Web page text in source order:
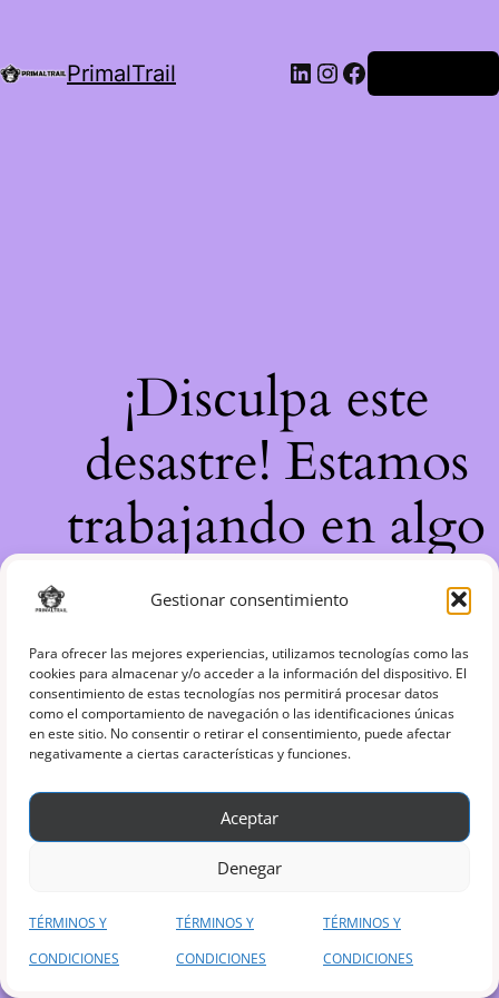
Gestionar consentimiento
Para ofrecer las mejores experiencias, utilizamos tecnologías como las
cookies para almacenar y/o acceder a la información del dispositivo. El
consentimiento de estas tecnologías nos permitirá procesar datos
como el comportamiento de navegación o las identificaciones únicas
en este sitio. No consentir o retirar el consentimiento, puede afectar
negativamente a ciertas características y funciones.
Aceptar
Denegar
TÉRMINOS Y
CONDICIONES
TÉRMINOS Y
CONDICIONES
TÉRMINOS Y
CONDICIONES
PrimalTrail LinkedIn
Instagram
Facebook
¡Disculpa este
desastre! Estamos
trabajando en algo
increíble, ¡vuelve
pronto!